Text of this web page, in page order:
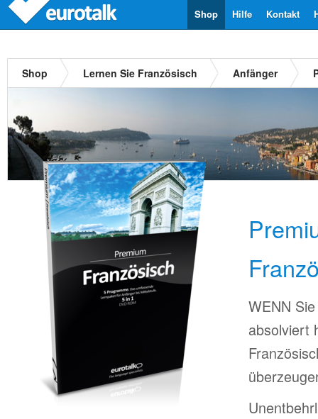
Kontakt
Hilfe
Shop
Shop Lernen Sie Französisch Anfänger
WENN
absolviert